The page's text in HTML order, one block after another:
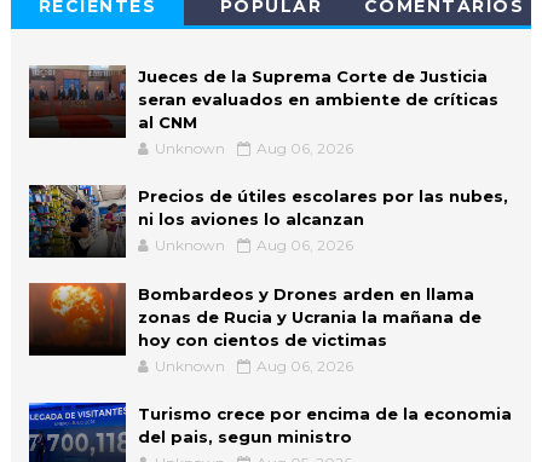
RECIENTES POPULAR COMENTARIOS
Jueces de la Suprema Corte de Justicia
seran evaluados en ambiente de críticas
al CNM
Unknown Aug 06, 2026
Precios de útiles escolares por las nubes,
ni los aviones lo alcanzan
Unknown Aug 06, 2026
Bombardeos y Drones arden en llama
zonas de Rucia y Ucrania la mañana de
hoy con cientos de victimas
Unknown Aug 06, 2026
Turismo crece por encima de la economia
del pais, segun ministro